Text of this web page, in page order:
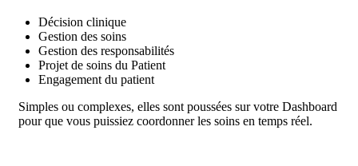
Décision clinique
Gestion des soins
Gestion des responsabilités
Projet de soins du Patient
Engagement du patient
Simples ou complexes, elles sont poussées sur votre Dashboard
pour que vous puissiez coordonnerles soins en temps réel.